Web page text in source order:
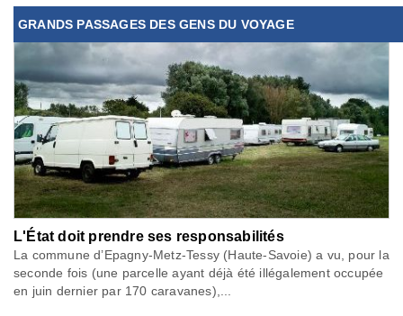
GRANDS PASSAGES DES GENS DU VOYAGE
L'État doit prendre ses responsabilités
La commune d’Epagny-Metz-Tessy (Haute-Savoie) a vu, pour la
seconde fois (une parcelle ayant déjà été illégalement occupée
en juin dernier par 170 caravanes),...